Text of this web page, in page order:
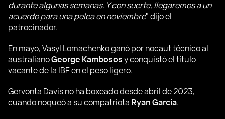
durante algunas semanas. Y con suerte, llegaremos a un
acuerdo para una pelea en noviembre" dijo el
patrocinador.
En mayo, Vasyl Lomachenko ganó por nocaut técnico al
australianoGeorge Kambososy conquistó el título
vacante de la IBF en el peso ligero.
Gervonta Davis no ha boxeado desde abril de 2023,
cuando noqueó a su compatriota Ryan Garcia.